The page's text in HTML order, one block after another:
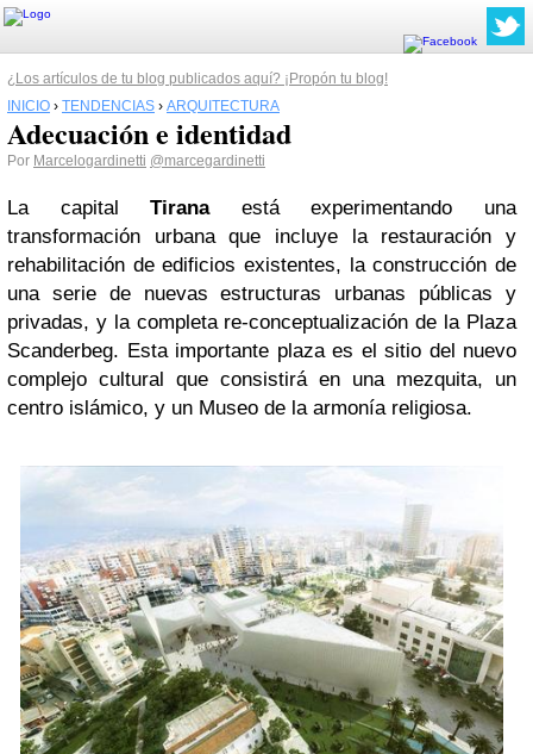
¿Los artículos de tu blog publicados aquí? ¡Propón tu blog!
INICIO › TENDENCIAS › ARQUITECTURA
Adecuación e identidad
Por Marcelogardinetti @marcegardinetti
La capitalTiranaestá experimentando una
transformación urbana que incluye la restauración y
rehabilitación de edificios existentes, la construcción de
una serie de nuevas estructuras urbanas públicas y
privadas, y la completa re-conceptualización de la Plaza
Scanderbeg. Esta importante plaza es el sitio del nuevo
complejo cultural que consistirá en una mezquita, un
centro islámico, y un Museo de la armonía religiosa.